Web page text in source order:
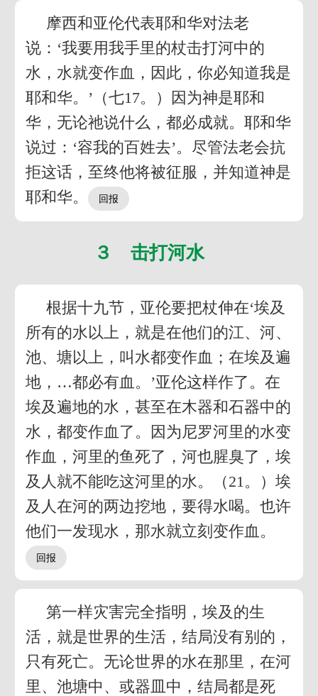
摩西和亚伦代表耶和华对法老
说：‘我要用我手里的杖击打河中的
水，水就变作血，因此，你必知道我是
耶和华。’（七17。）因为神是耶和
华，无论祂说什么，都必成就。耶和华
说过：‘容我的百姓去’。尽管法老会抗
拒这话，至终他将被征服，并知道神是
耶和华。
３ 击打河水
根据十九节，亚伦要把杖伸在‘埃及
所有的水以上，就是在他们的江、河、
池、塘以上，叫水都变作血；在埃及遍
地，…都必有血。’亚伦这样作了。在
埃及遍地的水，甚至在木器和石器中的
水，都变作血了。因为尼罗河里的水变
作血，河里的鱼死了，河也腥臭了，埃
及人就不能吃这河里的水。（21。）埃
及人在河的两边挖地，要得水喝。也许
他们一发现水，那水就立刻变作血。
第一样灾害完全指明，埃及的生
活，就是世界的生活，结局没有别的，
只有死亡。无论世界的水在那里，在河
里、池塘中、或器皿中，结局都是死